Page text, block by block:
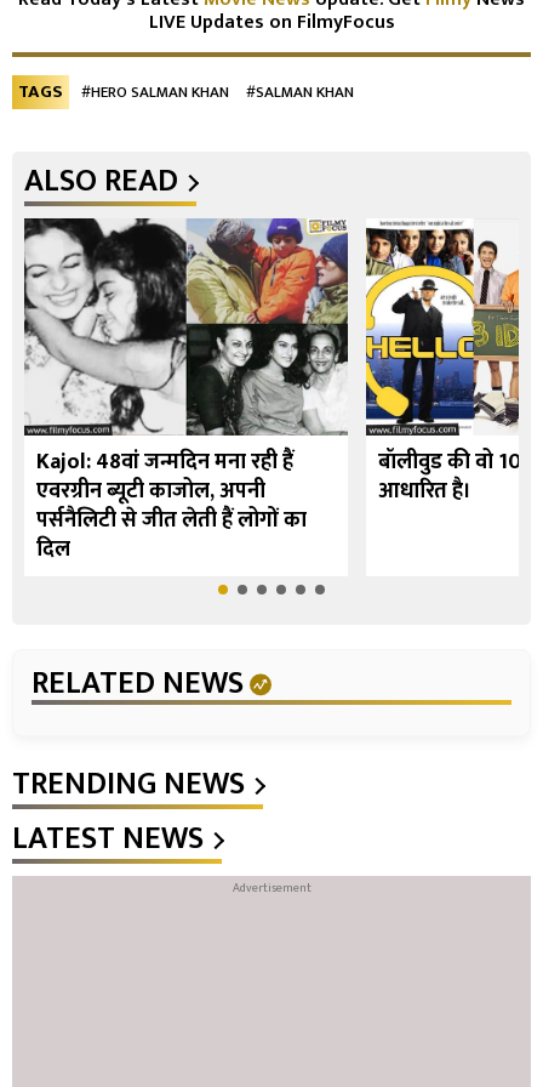
LIVE Updates on FilmyFocus
TAGS #HERO SALMAN KHAN #SALMAN KHAN
ALSO READ
Kajol: 48वां जन्मदिन मना रही हैं
एवरग्रीन ब्यूटी काजोल, अपनी
पर्सनैलिटी से जीत लेती हैं लोगों का
दिल
बॉलीवुड की वो 10
आधारित है।
RELATED NEWS
TRENDING NEWS
LATEST NEWS